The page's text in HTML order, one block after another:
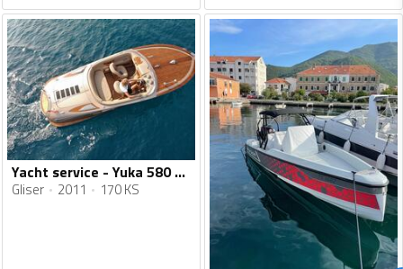
Yacht service - Yuka 580 Speedster
Gliser 2011 170 KS